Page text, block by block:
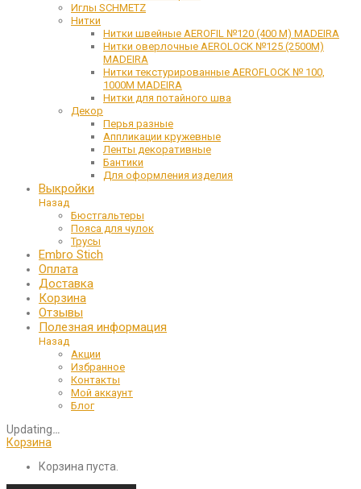
Иглы SCHMETZ
Нитки
Нитки швейные AEROFIL №120 (400 М) MADEIRA
Нитки оверлочные AEROLOCK №125 (2500М)
MADEIRA
Нитки текстурированные AEROFLOCK № 100,
1000М MADEIRA
Нитки для потайного шва
Декор
Перья разные
Аппликации кружевные
Ленты декоративные
Бантики
Для оформления изделия
Выкройки
Назад
Бюстгальтеры
Пояса для чулок
Трусы
Embro Stich
Оплата
Доставка
Корзина
Отзывы
Полезная информация
Назад
Акции
Избранное
Контакты
Мой аккаунт
Блог
Updating…
Корзина
Корзина пуста.